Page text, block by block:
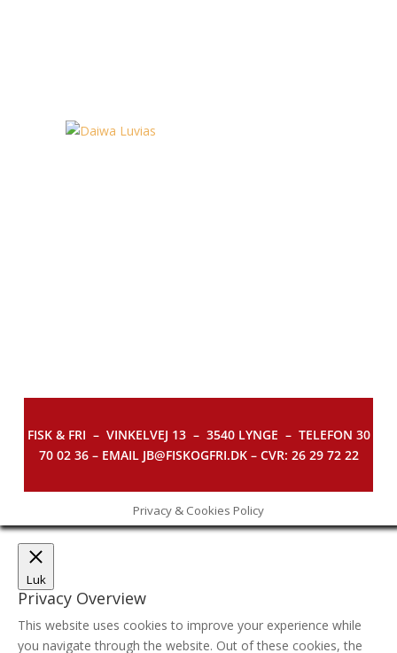
FISK & FRI – VINKELVEJ 13 – 3540 LYNGE – TELEFON 30
70 02 36 – EMAIL JB@FISKOGFRI.DK – CVR: 26 29 72 22
Privacy & Cookies Policy
Luk
Privacy Overview
This website uses cookies to improve your experience while
you navigate through the website. Out of these cookies, the